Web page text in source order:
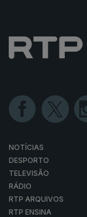
NOTÍCIAS
DESPORTO
TELEVISÃO
RÁDIO
RTP ARQUIVOS
RTP ENSINA